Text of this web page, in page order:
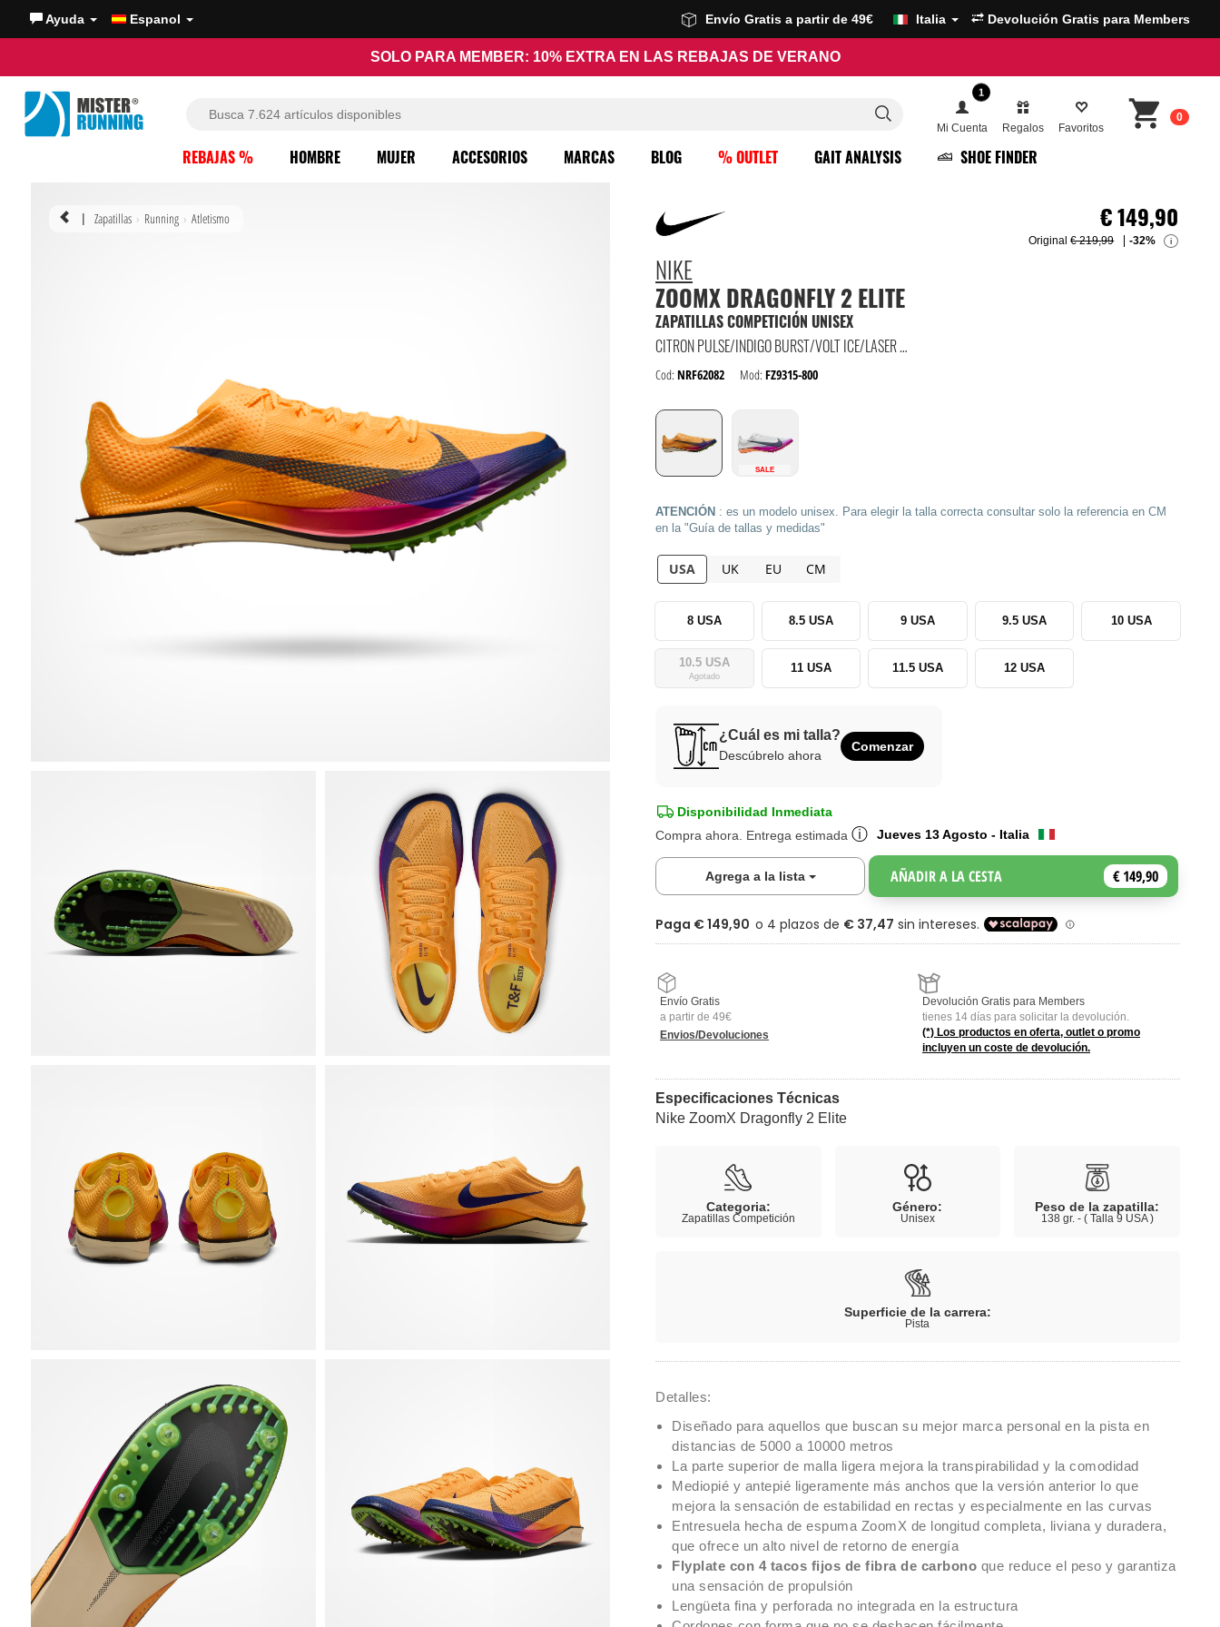
Ayuda Espanol Envío Gratis a partir de 49€ Italia Devolución Gratis para Members
SOLO PARA MEMBER: 10% EXTRA EN LAS REBAJAS DE VERANO
1
Mi Cuenta Regalos Favoritos
0
REBAJAS % HOMBRE MUJER ACCESORIOS MARCAS BLOG % OUTLET GAIT ANALYSIS SHOE FINDER
NIKE
ZOOMX DRAGONFLY 2 ELITE
ZAPATILLAS COMPETICIÓN UNISEX
CITRON PULSE/INDIGO BURST/VOLT ICE/LASER ORANGE/VIVID PURPLE/BLACK
Cod: NRF62082 Mod: FZ9315-800
€149,90
Original€ 219,99 -32% i
SALE
ATENCIÓN : es un modelo unisex. Para elegir la talla correcta consultar solo la referencia en CM
en la "Guía de tallas y medidas"
USA UK EU CM
8 USA 8.5 USA 9 USA 9.5 USA 10 USA
10.5 USA
Agotado
11 USA 11.5 USA 12 USA
¿Cuál es mi talla?
Descúbrelo ahora
Comenzar
Disponibilidad Inmediata
Compra ahora. Entrega estimada ⓘ Jueves 13 Agosto - Italia
Agrega a la lista Toggle DropdownAÑADIR A LA CESTA € 149,90
Paga € 149,90
Envío Gratis
a partir de 49€
Envios/Devoluciones
Devolución Gratis para Members
tienes 14 días para solicitar la devolución.
(*) Los productos en oferta, outlet o promo
incluyen un coste de devolución.
Especificaciones Técnicas
Nike ZoomX Dragonfly 2 Elite
Categoria:
Zapatillas Competición
Género:
Unisex
Peso de la zapatilla:
138 gr. - ( Talla 9 USA )
Superficie de la carrera:
Pista
Detalles:
Diseñado para aquellos que buscan su mejor marca personal en la pista en
distancias de 5000 a 10000 metros
La parte superior de malla ligera mejora la transpirabilidad y la comodidad
Mediopié y antepié ligeramente más anchos que la versión anterior lo que
mejora la sensación de estabilidad en rectas y especialmente en las curvas
Entresuela hecha de espuma ZoomX de longitud completa, liviana y duradera,
que ofrece un alto nivel de retorno de energía
Flyplate con 4 tacos fijos de fibra de carbono que reduce el peso y garantiza
una sensación de propulsión
Lengüeta fina y perforada no integrada en la estructura
| Zapatillas Running Atletismo